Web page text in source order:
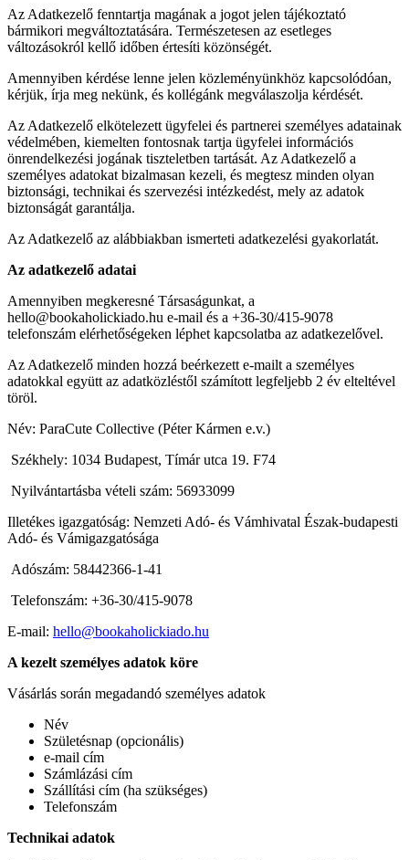
Az Adatkezelő fenntartja magának a jogot jelen tájékoztató
bármikori megváltoztatására. Természetesen az esetleges
változásokról kellő időben értesíti közönségét.
Amennyiben kérdése lenne jelen közleményünkhöz kapcsolódóan,
kérjük, írja meg nekünk, és kollégánk megválaszolja kérdését.
Az Adatkezelő elkötelezett ügyfelei és partnerei személyes adatainak
védelmében, kiemelten fontosnak tartja ügyfelei információs
önrendelkezési jogának tiszteletben tartását. Az Adatkezelő a
személyes adatokat bizalmasan kezeli, és megtesz minden olyan
biztonsági, technikai és szervezési intézkedést, mely az adatok
biztonságát garantálja.
Az Adatkezelő az alábbiakban ismerteti adatkezelési gyakorlatát.
Az adatkezelő adatai
Amennyiben megkeresné Társaságunkat, a
hello@bookaholickiado.hu e-mail és a +36-30/415-9078
telefonszám elérhetőségeken léphet kapcsolatba az adatkezelővel.
Az Adatkezelő minden hozzá beérkezett e-mailt a személyes
adatokkal együtt az adatközléstől számított legfeljebb 2 év elteltével
töröl.
Név: ParaCute Collective (Péter Kármen e.v.)
Székhely: 1034 Budapest, Tímár utca 19. F74
Nyilvántartásba vételi szám: 56933099
Illetékes igazgatóság: Nemzeti Adó- és Vámhivatal Észak-budapesti
Adó- és Vámigazgatósága
Adószám: 58442366-1-41
Telefonszám: +36-30/415-9078
E-mail: hello@bookaholickiado.hu
A kezelt személyes adatok köre
Vásárlás során megadandó személyes adatok
Név
Születésnap (opcionális)
e-mail cím
Számlázási cím
Szállítási cím (ha szükséges)
Telefonszám
Technikai adatok